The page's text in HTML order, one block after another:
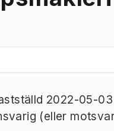
2022-05-
(eller